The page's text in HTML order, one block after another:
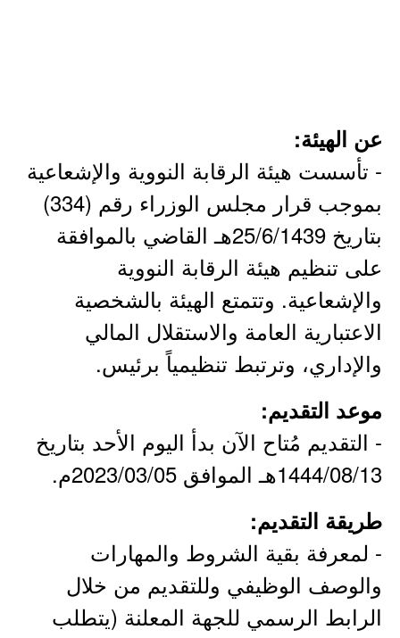
عن الهيئة:
- تأسست هيئة الرقابة النووية والإشعاعية
بموجب قرار مجلس الوزراء رقم (334)
بتاريخ 25/6/1439هـ القاضي بالموافقة
على تنظيم هيئة الرقابة النووية
والإشعاعية. وتتمتع الهيئة بالشخصية
الاعتبارية العامة والاستقلال المالي
والإداري، وترتبط تنظيمياً برئيس.
موعد التقديم:
- التقديم مُتاح الآن بدأ اليوم الأحد بتاريخ
1444/08/13هـ الموافق 2023/03/05م.
طريقة التقديم:
- لمعرفة بقية الشروط والمهارات
والوصف الوظيفي وللتقديم من خلال
الرابط الرسمي للجهة المعلنة (يتطلب